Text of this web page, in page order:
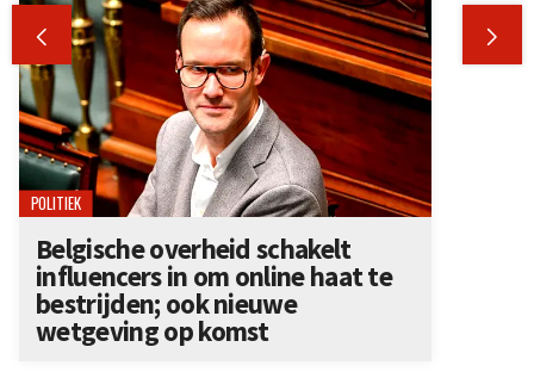
 
POLITIEK
Belgische overheid schakelt
influencers in om online haat te
bestrijden; ook nieuwe
wetgeving op komst